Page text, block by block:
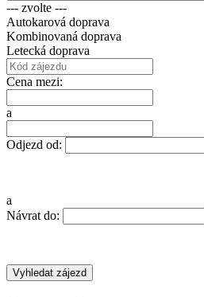
--- zvolte ---
Autokarová doprava
Kombinovaná doprava
Letecká doprava
Cena mezi:
a
Odjezd od:
a
Návrat do: